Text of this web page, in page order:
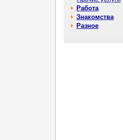
Работа
Знакомства
Разное